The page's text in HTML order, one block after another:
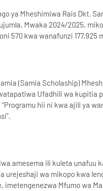
ya Mheshimiwa Rais Dkt.
Mwaka 2024/2025,
570 kwa wanafunzi 177,925
(Samia Scholaship)
Ufadhili wa kupitia
hii ni kwa ajili ya
amesema ili kuleta unafuu
urejeshaji wa mikopo kwa
imetengenezwa Mfumo wa